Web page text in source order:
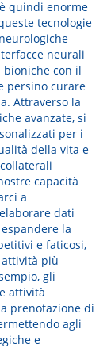
quindi enorme
tecnologie
neurali
con il
persino curare
Attraverso la
avanzate, si
per i
della vita e
capacità
a
dati
la
e faticosi,
attività più
gli
attività
prenotazione di
agli
e